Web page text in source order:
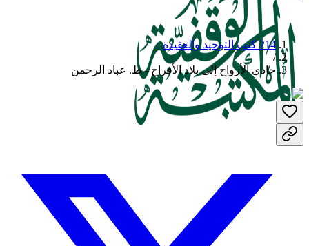
214 كتب التوحيد والعقيدة
/
حادي الأرواح إلى بلاد الأفراح - ط. عباد الرحمن